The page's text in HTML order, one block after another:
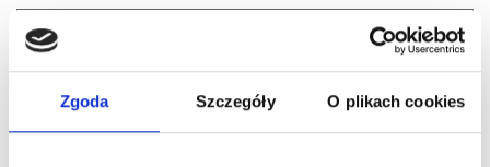
Zgoda Szczegóły O plikach cookies